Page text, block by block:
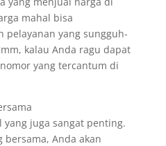
mahal bisa
pelayanan yang sungguh-
kalau Anda ragu dapat
yang tercantum di
juga sangat penting.
bersama, Anda akan